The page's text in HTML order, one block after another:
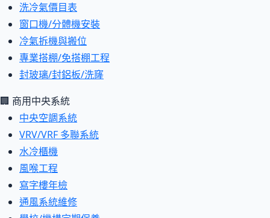
洗冷氣價目表
窗口機/分體機安裝
冷氣拆機與搬位
專業搭棚/免搭棚工程
封玻璃/封鋁板/洗窿
🏢 商用中央系統
中央空調系統
VRV/VRF 多聯系統
水冷櫃機
風喉工程
寫字樓年檢
通風系統維修